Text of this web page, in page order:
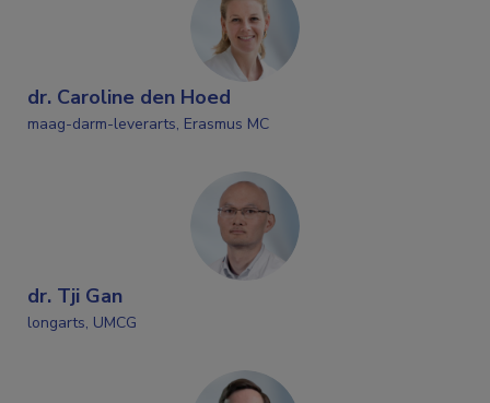
dr. Caroline den Hoed
maag-darm-leverarts, Erasmus MC
dr. Tji Gan
longarts, UMCG